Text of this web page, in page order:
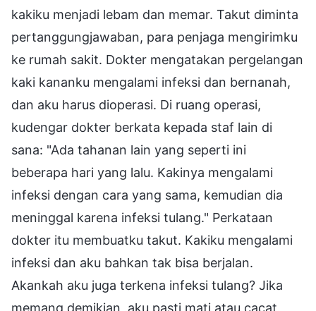
kakiku menjadi lebam dan memar. Takut diminta
pertanggungjawaban, para penjaga mengirimku
ke rumah sakit. Dokter mengatakan pergelangan
kaki kananku mengalami infeksi dan bernanah,
dan aku harus dioperasi. Di ruang operasi,
kudengar dokter berkata kepada staf lain di
sana: "Ada tahanan lain yang seperti ini
beberapa hari yang lalu. Kakinya mengalami
infeksi dengan cara yang sama, kemudian dia
meninggal karena infeksi tulang." Perkataan
dokter itu membuatku takut. Kakiku mengalami
infeksi dan aku bahkan tak bisa berjalan.
Akankah aku juga terkena infeksi tulang? Jika
memang demikian, aku pasti mati atau cacat.